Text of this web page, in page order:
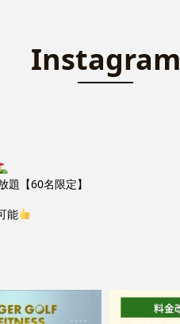
Instagram
題【60名限定】
能